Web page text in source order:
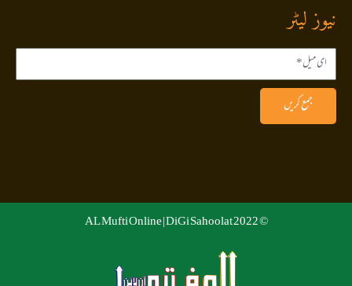
نیوز لیٹر
جمع کریں
© 2022 AL Mufti Online |
DiGi Sahoolat